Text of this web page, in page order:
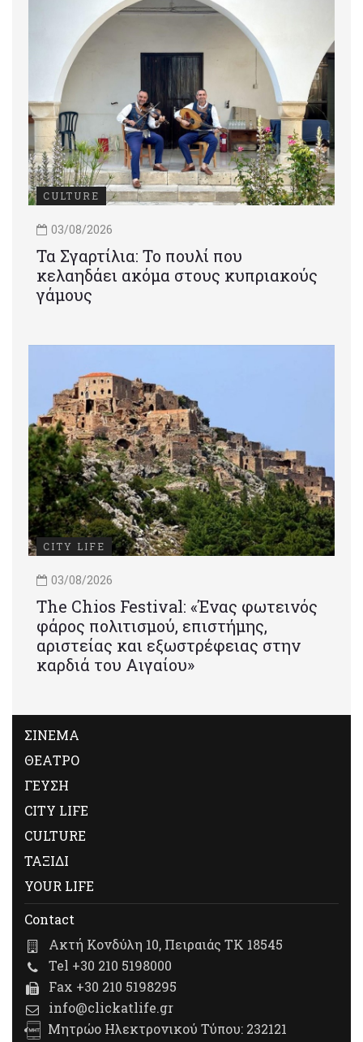
CULTURE
03/08/2026
Τα Σγαρτίλια: Το πουλί που
κελαηδάει ακόμα στους κυπριακούς
γάμους
CITY LIFE
03/08/2026
Τhe Chios Festival: «Ένας φωτεινός
φάρος πολιτισμού, επιστήμης,
αριστείας και εξωστρέφειας στην
καρδιά του Αιγαίου»
ΣΙΝΕΜΑ
ΘΕΑΤΡΟ
ΓΕΥΣΗ
CITY LIFE
CULTURE
ΤΑΞΙΔΙ
YOUR LIFE
Contact
Ακτή Κονδύλη 10, Πειραιάς ΤΚ 18545
Tel +30 210 5198000
Fax +30 210 5198295
info@clickatlife.gr
Μητρώο Ηλεκτρονικού Τύπου: 232121